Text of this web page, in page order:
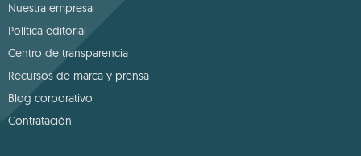
Nuestra empresa
Política editorial
Centro de transparencia
Recursos de marca y prensa
Blog corporativo
Contratación